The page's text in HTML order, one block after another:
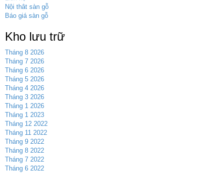
Nội thât sàn gỗ
Báo giá sàn gỗ
Kho lưu trữ
Tháng 8 2026
Tháng 7 2026
Tháng 6 2026
Tháng 5 2026
Tháng 4 2026
Tháng 3 2026
Tháng 1 2026
Tháng 1 2023
Tháng 12 2022
Tháng 11 2022
Tháng 9 2022
Tháng 8 2022
Tháng 7 2022
Tháng 6 2022